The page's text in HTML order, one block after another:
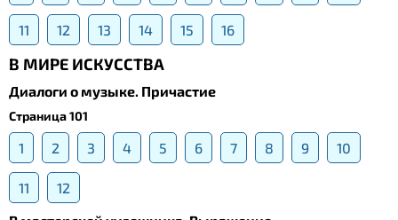
11 12 13 14 15 16
В МИРЕ ИСКУССТВА
Диалоги о музыке. Причастие
Страница 101
1 2 3 4 5 6 7 8 9 10
11
12